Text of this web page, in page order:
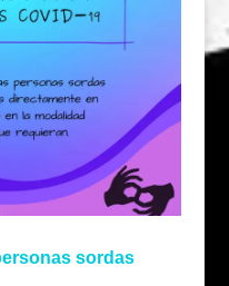
sordas